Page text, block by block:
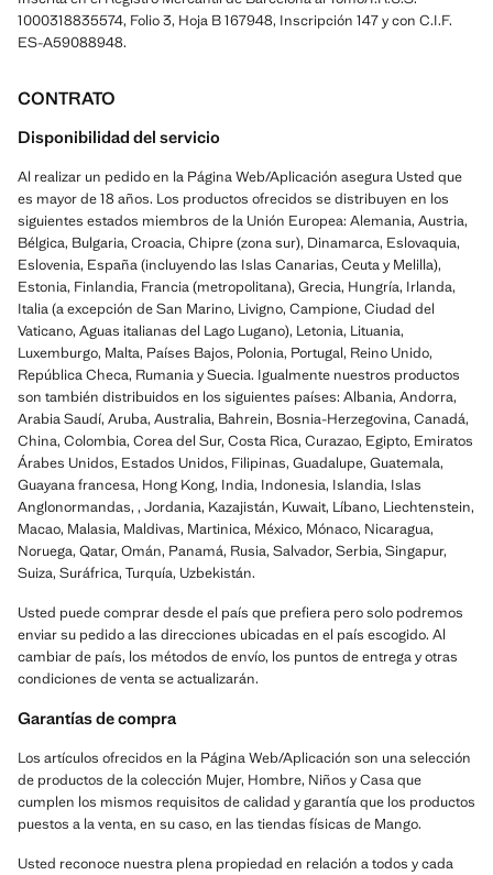
1000318835574, Folio 3, Hoja B 167948, Inscripción 147 y con C.I.F.
ES-A59088948.
CONTRATO
Disponibilidad del servicio
Al realizar un pedido en la Página Web/Aplicación asegura Usted que
es mayor de 18 años. Los productos ofrecidos se distribuyen en los
siguientes estados miembros de la Unión Europea: Alemania, Austria,
Bélgica, Bulgaria, Croacia, Chipre (zona sur), Dinamarca, Eslovaquia,
Eslovenia, España (incluyendo las Islas Canarias, Ceuta y Melilla),
Estonia, Finlandia, Francia (metropolitana), Grecia, Hungría, Irlanda,
Italia (a excepción de San Marino, Livigno, Campione, Ciudad del
Vaticano, Aguas italianas del Lago Lugano), Letonia, Lituania,
Luxemburgo, Malta, Países Bajos, Polonia, Portugal, Reino Unido,
República Checa, Rumania y Suecia. Igualmente nuestros productos
son también distribuidos en los siguientes países: Albania, Andorra,
Arabia Saudí, Aruba, Australia, Bahrein, Bosnia-Herzegovina, Canadá,
China, Colombia, Corea del Sur, Costa Rica, Curazao, Egipto, Emiratos
Árabes Unidos, Estados Unidos, Filipinas, Guadalupe, Guatemala,
Guayana francesa, Hong Kong, India, Indonesia, Islandia, Islas
Anglonormandas, , Jordania, Kazajistán, Kuwait, Líbano, Liechtenstein,
Macao, Malasia, Maldivas, Martinica, México, Mónaco, Nicaragua,
Noruega, Qatar, Omán, Panamá, Rusia, Salvador, Serbia, Singapur,
Suiza, Suráfrica, Turquía, Uzbekistán.
Usted puede comprar desde el país que prefiera pero solo podremos
enviar su pedido a las direcciones ubicadas en el país escogido. Al
cambiar de país, los métodos de envío, los puntos de entrega y otras
condiciones de venta se actualizarán.
Garantías de compra
Los artículos ofrecidos en la Página Web/Aplicación son una selección
de productos de la colección Mujer, Hombre, Niños y Casa que
cumplen los mismos requisitos de calidad y garantía que los productos
puestos a la venta, en su caso, en las tiendas físicas de Mango.
Usted reconoce nuestra plena propiedad en relación a todos y cada